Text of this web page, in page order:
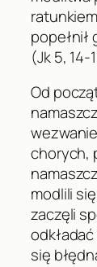
popełnił
(Jk 5, 14-
Od
chorych,
modlili
zaczęli
się